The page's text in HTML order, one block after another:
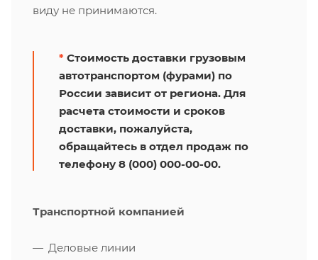
виду не принимаются.
* Стоимость доставки грузовым
автотранспортом (фурами) по
России зависит от региона. Для
расчета стоимости и сроков
доставки, пожалуйста,
обращайтесь в отдел продаж по
телефону 8 (000) 000-00-00.
Транспортной компанией
Деловые линии